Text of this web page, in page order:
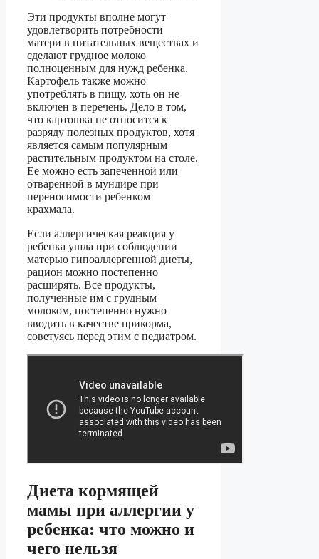
Эти продукты вполне могут
удовлетворить потребности
матери в питательных веществах и
сделают грудное молоко
полноценным для нужд ребенка.
Картофель также можно
употреблять в пищу, хоть он не
включен в перечень. Дело в том,
что картошка не относится к
разряду полезных продуктов, хотя
является самым популярным
растительным продуктом на столе.
Ее можно есть запеченной или
отваренной в мундире при
переносимости ребенком
крахмала.
Если аллергическая реакция у
ребенка ушла при соблюдении
матерью гипоаллергенной диеты,
рацион можно постепенно
расширять. Все продукты,
полученные им с грудным
молоком, постепенно нужно
вводить в качестве прикорма,
советуясь перед этим с педиатром.
Диета кормящей
мамы при аллергии у
ребенка: что можно и
чего нельзя